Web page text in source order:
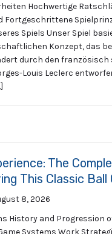
Hochwertige
Fortgeschrittene
Spiels Unser Spiel
Konzept, das
durch den französisch
Louis Leclerc
The
This Classic Ball
8, 2026
History and Progression
Systems Work